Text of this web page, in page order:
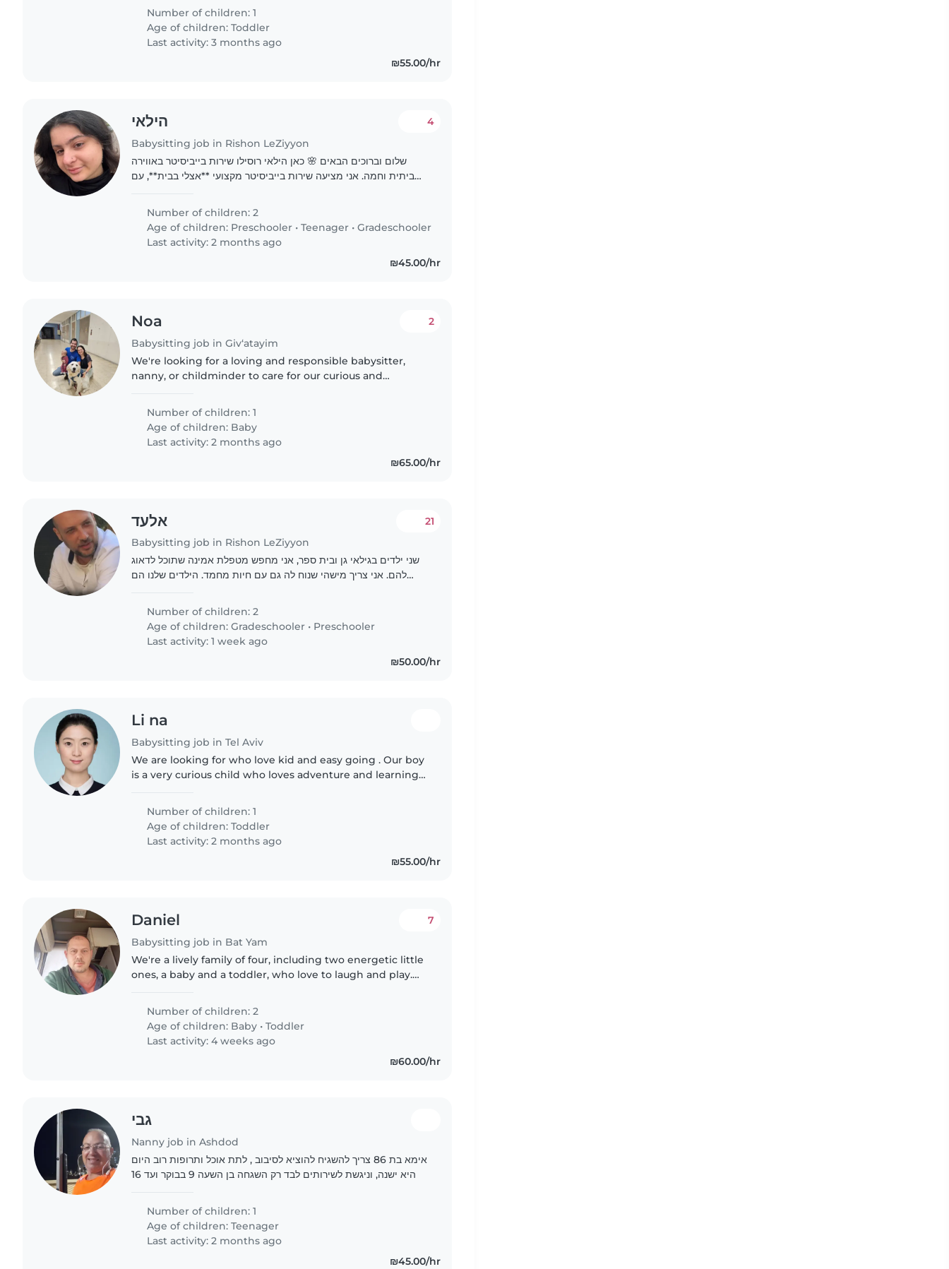
Number of children: 1
Age of children:Toddler
Last activity: 3 months ago
₪55.00/hr
הילאי
Babysitting job in Rishon LeZiyyon
4
שלום וברוכים הבאים 🌸 כאן הילאי רוסילו שירות בייביסיטר באווירה
ביתית וחמה. אני מציעה שירות בייביסיטר מקצועי **אצלי בבית**, עם
Number of children: 2
Age of children: Preschooler •Teenager •Gradeschooler
Last activity: 2 months ago
₪45.00/hr
Noa
Babysitting job in Giv‘atayim
2
We're looking for a loving and responsible babysitter,
nanny, or childminder to care for our curious and
Number of children: 1
Age of children: Baby
Last activity: 2 months ago
₪65.00/hr
אלעד
Babysitting job in Rishon LeZiyyon
21
שני ילדים בגילאי גן ובית ספר, אני מחפש מטפלת אמינה שתוכל לדאוג
להם. אני צריך מישהי שנוח לה גם עם חיות מחמד. הילדים שלנו הם
Number of children: 2
Age of children:Gradeschooler • Preschooler
Last activity: 1 week ago
₪50.00/hr
Li na
Babysitting job in Tel Aviv
We are looking for who love kid and easy going . Our boy
is a very curious child who loves adventure and learning
quite stubborn..
Number of children: 1
Age of children:Toddler
Last activity: 2 months ago
₪55.00/hr
Daniel
Babysitting job in Bat Yam
7
We're a lively family of four, including two energetic little
ones, a baby and a toddler, who love to laugh and play.
nanny, or..
Number of children: 2
Age of children: Baby •Toddler
Last activity: 4 weeks ago
₪60.00/hr
גבי
Nanny job in Ashdod
אימא בת 86 צריך להשגיח להוציא לסיבוב , לתת אוכל ותרופות רוב היום
היא ישנה, וניגשת לשירותים לבד רק השגחה בן השעה 9 בבוקר ועד 16
Number of children: 1
Age of children:Teenager
Last activity: 2 months ago
₪45.00/hr